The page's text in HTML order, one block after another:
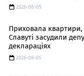
2026-08-05
Приховала квартири,
Славуті засудили
деклараціях
2026-08-05